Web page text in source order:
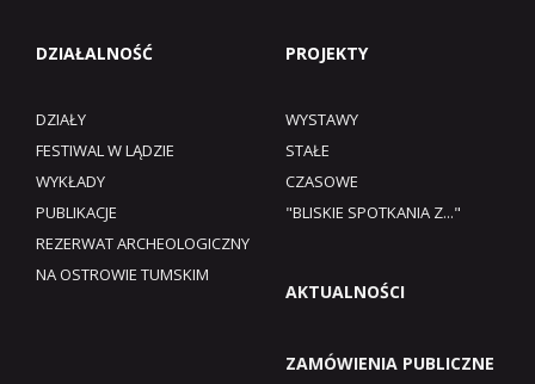
DZIAŁALNOŚĆ
DZIAŁY
FESTIWAL W LĄDZIE
WYKŁADY
PUBLIKACJE
REZERWAT ARCHEOLOGICZNY
NA OSTROWIE TUMSKIM
PROJEKTY
WYSTAWY
STAŁE
CZASOWE
"BLISKIE SPOTKANIA Z..."
AKTUALNOŚCI
ZAMÓWIENIA PUBLICZNE